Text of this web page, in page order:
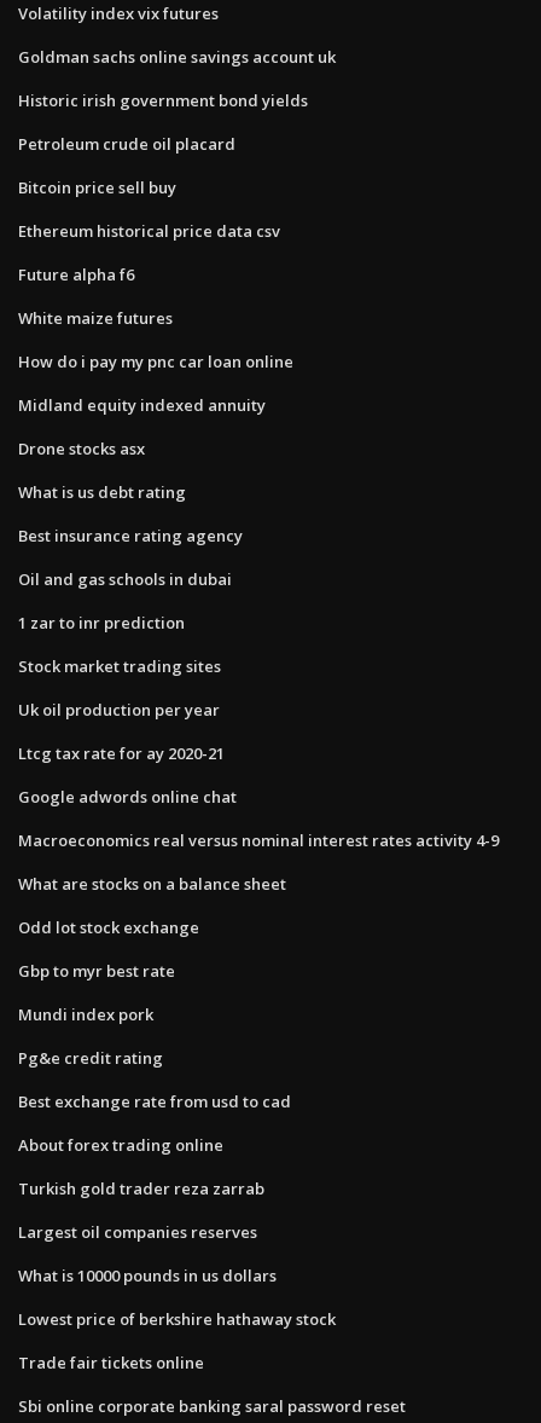
Volatility index vix futures
Goldman sachs online savings account uk
Historic irish government bond yields
Petroleum crude oil placard
Bitcoin price sell buy
Ethereum historical price data csv
Future alpha f6
White maize futures
How do i pay my pnc car loan online
Midland equity indexed annuity
Drone stocks asx
What is us debt rating
Best insurance rating agency
Oil and gas schools in dubai
1 zar to inr prediction
Stock market trading sites
Uk oil production per year
Ltcg tax rate for ay 2020-21
Google adwords online chat
Macroeconomics real versus nominal interest rates activity 4-9
What are stocks on a balance sheet
Odd lot stock exchange
Gbp to myr best rate
Mundi index pork
Pg&e credit rating
Best exchange rate from usd to cad
About forex trading online
Turkish gold trader reza zarrab
Largest oil companies reserves
What is 10000 pounds in us dollars
Lowest price of berkshire hathaway stock
Trade fair tickets online
Sbi online corporate banking saral password reset